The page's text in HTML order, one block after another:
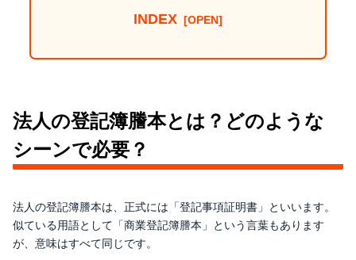
INDEX
法人の登記簿謄本とは？どのような
シーンで必要？
法人の登記簿謄本は、正式には「登記事項証明書」といいます。
似ている用語として「商業登記簿謄本」という言葉もあります
が、意味はすべて同じです。